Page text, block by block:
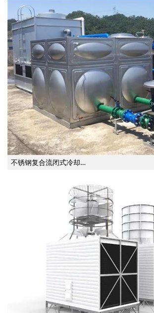
不锈钢复合流闭式冷却…